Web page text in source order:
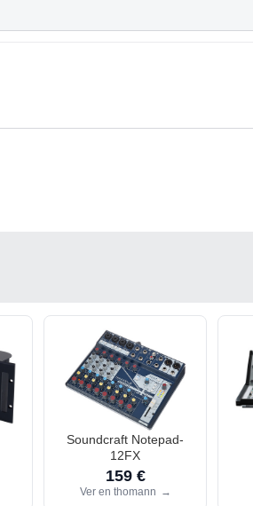
Soundcraft Notepad-
12FX
159 €
Ver en thomann →